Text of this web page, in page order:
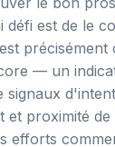
défi est de le
précisément
— un
signaux
et proximité
efforts